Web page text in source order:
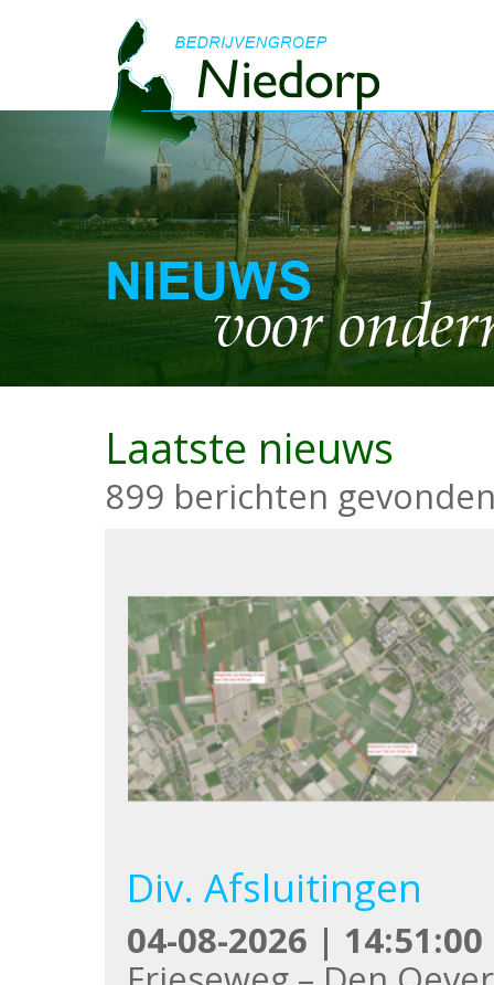
Laatste nieuws
899 berichten
Div. Afsluitingen
04-08-2026 | 14:51:00